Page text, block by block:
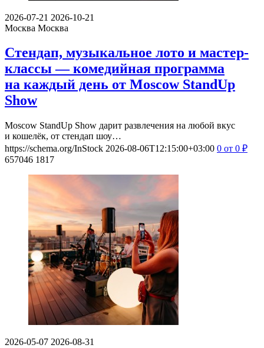
2026-07-21 2026-10-21
Москва Москва
Стендап, музыкальное лото и мастер-
классы — комедийная программа
на каждый день от Moscow StandUp
Show
Moscow StandUp Show дарит развлечения на любой вкус
и кошелёк, от стендап шоу…
https://schema.org/InStock 2026-08-06T12:15:00+03:00 0 от 0 ₽
657046 1817
2026-05-07 2026-08-31